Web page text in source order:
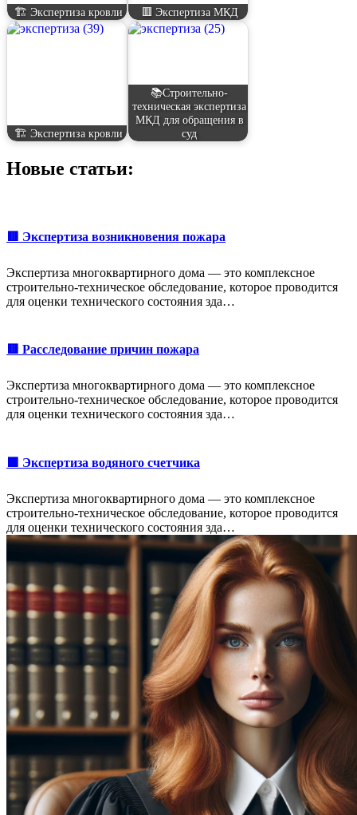
🏗️ Экспертиза кровли 🟥 Экспертиза МКД
🏗️ Экспертиза кровли
📚Строительно-
техническая экспертиза
МКД для обращения в
суд
Новые статьи:
🟥 Экспертиза возникновения пожара
Экспертиза многоквартирного дома — это комплексное
строительно-техническое обследование, которое проводится
для оценки технического состояния зда…
🟥 Расследование причин пожара
Экспертиза многоквартирного дома — это комплексное
строительно-техническое обследование, которое проводится
для оценки технического состояния зда…
🟩 Экспертиза водяного счетчика
Экспертиза многоквартирного дома — это комплексное
строительно-техническое обследование, которое проводится
для оценки технического состояния зда…